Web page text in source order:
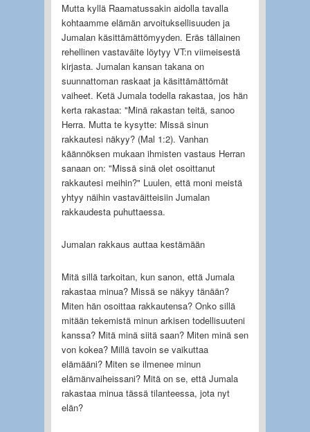
Mutta kyllä Raamatussakin aidolla tavalla
kohtaamme elämän arvoituksellisuuden ja
Jumalan käsittämättömyyden. Eräs tällainen
rehellinen vastaväite löytyy VT:n viimeisestä
kirjasta. Jumalan kansan takana on
suunnattoman raskaat ja käsittämättömät
vaiheet. Ketä Jumala todella rakastaa, jos hän
kerta rakastaa: "Minä rakastan teitä, sanoo
Herra. Mutta te kysytte: Missä sinun
rakkautesi näkyy? (Mal 1:2). Vanhan
käännöksen mukaan ihmisten vastaus Herran
sanaan on: "Missä sinä olet osoittanut
rakkautesi meihin?" Luulen, että moni meistä
yhtyy näihin vastaväitteisiin Jumalan
rakkaudesta puhuttaessa.
Jumalan rakkaus auttaa kestämään
Mitä sillä tarkoitan, kun sanon, että Jumala
rakastaa minua? Missä se näkyy tänään?
Miten hän osoittaa rakkautensa? Onko sillä
mitään tekemistä minun arkisen todellisuuteni
kanssa? Mitä minä siitä saan? Miten minä sen
von kokea? Millä tavoin se vaikuttaa
elämääni? Miten se ilmenee minun
elämänvaiheissani? Mitä on se, että Jumala
rakastaa minua tässä tilanteessa, jota nyt
elän?